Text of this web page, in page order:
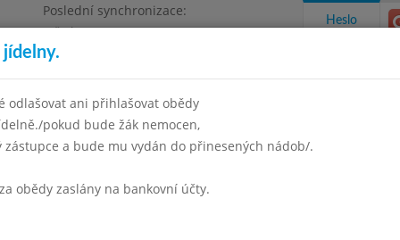
Poslední synchronizace:
Středa 5.8.2026 6:57
Heslo
a informace Docházka Aktivity
odlašovat ani přihlašovat obědy
pokud bude žák nemocen,
a bude mu vydán do přinesených nádob/.
obědy zaslány na bankovní účty.